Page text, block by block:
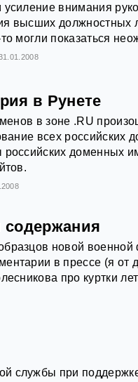
внимания
высших должностных
могли показаться
в Рунете
в зоне .RU
всех
доменных
содержания
новой
в прессе (я от
про куртки
службы при